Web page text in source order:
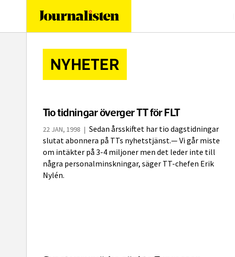
NYHETER
Tio tidningar överger TT för FLT
22 JAN, 1998 | Sedan årsskiftet har tio dagstidningar
slutat abonnera på TTs nyhetstjänst.— Vi går miste
om intäkter på 3-4 miljoner men det leder inte till
några personalminskningar, säger TT-chefen Erik
Nylén.